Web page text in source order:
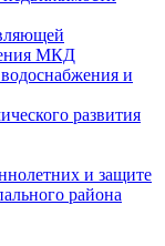
МКД
и
развития
и защите
района